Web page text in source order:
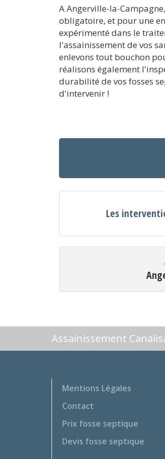
A Angerville-la-
obligatoire, et pour une
expérimenté dans le
l'assainissement de vos
enlevons tout bouchon
réalisons également
durabilité de vos fosses
d'intervenir !
Les
Assainissement
Mentions Légales
Contact
Prix fosse septique
Devis fosse septique